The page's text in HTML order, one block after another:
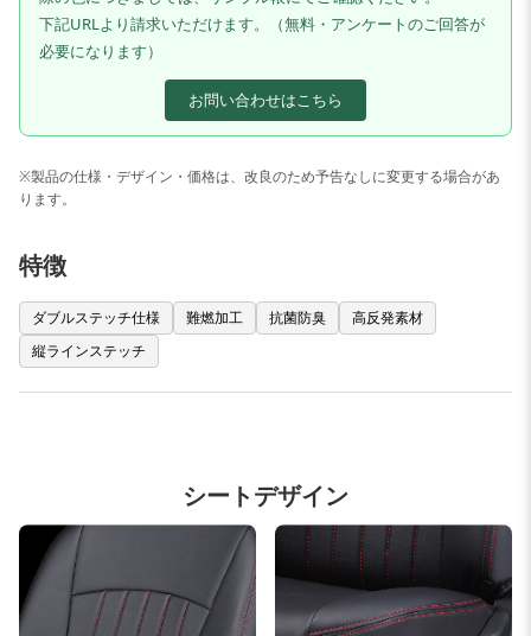
下記URLより請求いただけます。（無料・アンケートのご回答が
必要になります）
お問い合わせはこちら
※製品の仕様・デザイン・価格は、改良のため予告なしに変更する場合があ
ります。
特徴
ダブルステッチ仕様 難燃加工 抗菌防臭
高反発素材
縦ラインステッチ
シートデザイン